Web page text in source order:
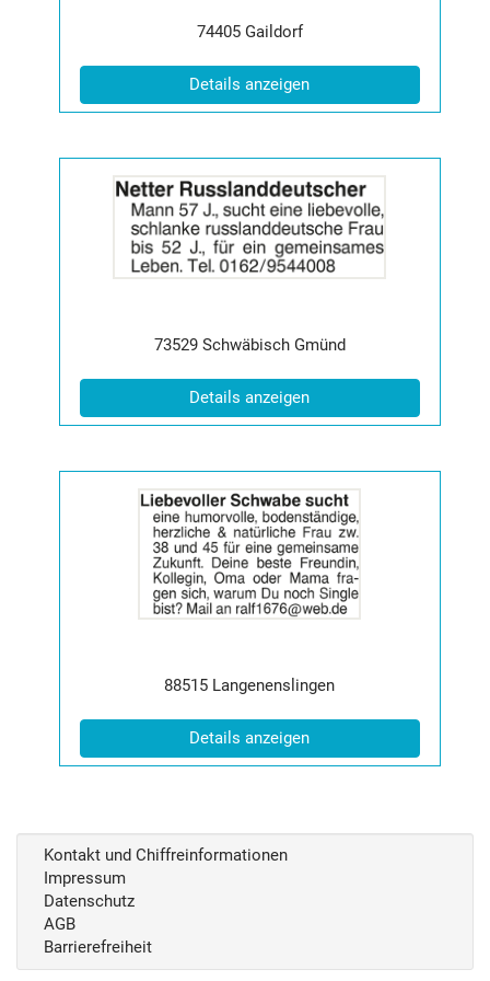
Postleitzahl:
74405 Ort:
Gaildorf
Details anzeigen(ID: 2065124)
der
Anzeige
2065369
anzeigen
|
Postleitzahl:
73529 Ort:
Schwäbisch Gmünd
Details anzeigen(ID: 2065369)
der
Anzeige
2065373
anzeigen
|
Info:
Postleitzahl:
88515 Ort:
Langenenslingen
Details anzeigen(ID: 2065373)
Kontakt und Chiffreinformationen
Impressum
Datenschutz
AGB
Barrierefreiheit